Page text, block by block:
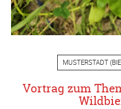
MUSTERSTADT (
Vortrag zum